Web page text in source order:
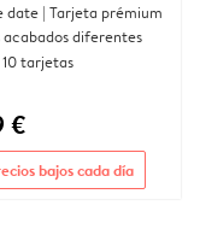
date | Tarjeta prémium
diferentes
tarjetas
€
bajos cada día